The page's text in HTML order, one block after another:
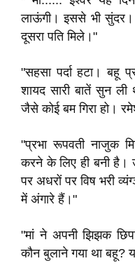
लाऊंगी। इससे भी सुंदर।
दूसरा पति मिले।"
"सहसा पर्दा हटा। बहू
शायद सारी बातें सुन ली
जैसे कोई बम गिरा हो।
"प्रभा रूपवती नाजुक
करने के लिए ही बनी
पर अधरों पर विष भरी
में अंगारे हैं।"
"मां ने अपनी झिझक
कौन बुलाने गया था बहू?